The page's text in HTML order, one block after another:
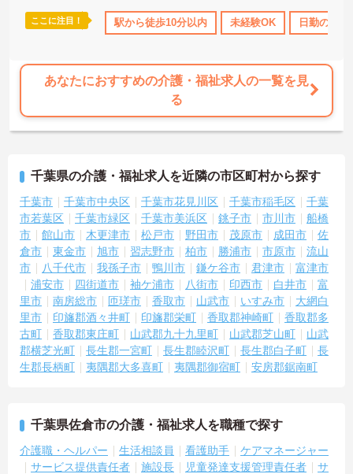
ここに注目！ 駅から徒歩10分以内 未経験OK 日勤のみ
あなたにおすすめの介護・福祉求人の一覧を見
る
千葉県の介護・福祉求人を近隣の市区町村から探す
千葉市 千葉市中央区 千葉市花見川区 千葉市稲毛区
千葉
市若葉区
千葉市緑区 千葉市美浜区 銚子市 市川市
船橋
市
館山市 木更津市 松戸市 野田市 茂原市 成田市
佐
倉市
東金市 旭市 習志野市 柏市 勝浦市 市原市
流山
市
八千代市 我孫子市 鴨川市 鎌ケ谷市 君津市
富津市
浦安市
四街道市 袖ケ浦市 八街市 印西市 白井市
富
里市
南房総市 匝瑳市 香取市 山武市 いすみ市
大網白
里市
印旛郡酒々井町 印旛郡栄町 香取郡神崎町
香取郡多
古町
香取郡東庄町 山武郡九十九里町 山武郡芝山町
山武
郡横芝光町
長生郡一宮町 長生郡睦沢町 長生郡白子町
長
生郡長柄町
夷隅郡大多喜町 夷隅郡御宿町 安房郡鋸南町
千葉県佐倉市の介護・福祉求人を職種で探す
介護職・ヘルパー 生活相談員 看護助手
ケアマネージャー
サービス提供責任者
施設長 児童発達支援管理責任者
サ